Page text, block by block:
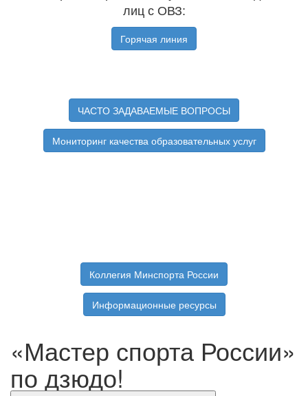
лиц с ОВЗ:
Горячая линия
ЧАСТО ЗАДАВАЕМЫЕ ВОПРОСЫ
Мониторинг качества образовательных услуг
Коллегия Минспорта России
Информационные ресурсы
«Мастер спорта России»
по дзюдо!